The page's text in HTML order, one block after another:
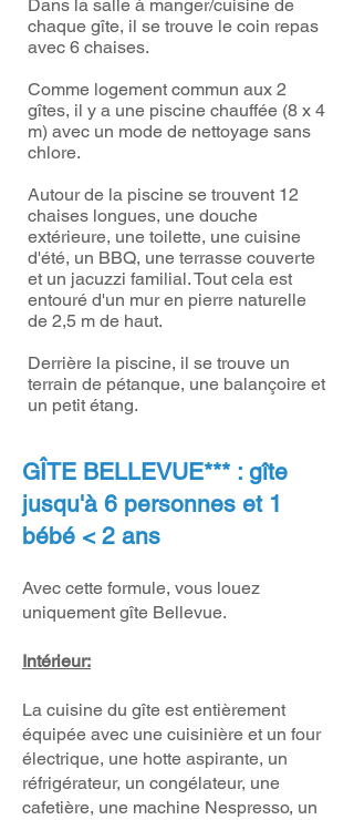
Dans la salle à manger/cuisine de
chaque gîte, il se trouve le coin repas
avec 6 chaises. ​
Comme logement commun aux 2
gîtes, il y a une piscine chauffée (8 x 4
m) avec un mode de nettoyage sans
chlore.
Autour de la piscine se trouvent 12
chaises longues, une douche
extérieure, une toilette, une cuisine
d'été, un BBQ, une terrasse couverte
et un jacuzzi familial. Tout cela est
entouré d'un mur en pierre naturelle
de 2,5 m de haut.
Derrière la piscine, il se trouve un
terrain de pétanque, une balançoire et
un petit étang.
GÎTE BELLEVUE*** : gîte
jusqu'à 6 personnes et 1
bébé < 2 ans
Avec cette formule, vous louez
uniquement gîte Bellevue.
Intérieur:
La cuisine du gîte est entièrement
équipée avec une cuisinière et un four
électrique, une hotte aspirante, un
réfrigérateur, un congélateur, une
cafetière, une machine Nespresso, un